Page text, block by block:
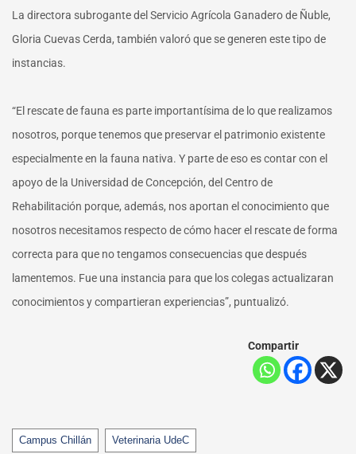
La directora subrogante del Servicio Agrícola Ganadero de Ñuble,
Gloria Cuevas Cerda, también valoró que se generen este tipo de
instancias.
“El rescate de fauna es parte importantísima de lo que realizamos
nosotros, porque tenemos que preservar el patrimonio existente
especialmente en la fauna nativa. Y parte de eso es contar con el
apoyo de la Universidad de Concepción, del Centro de
Rehabilitación porque, además, nos aportan el conocimiento que
nosotros necesitamos respecto de cómo hacer el rescate de forma
correcta para que no tengamos consecuencias que después
lamentemos. Fue una instancia para que los colegas actualizaran
conocimientos y compartieran experiencias”, puntualizó.
Compartir
Tags
Campus Chillán Veterinaria UdeC